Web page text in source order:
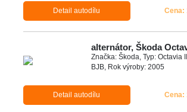
Detail autodílu Cena:
alternátor, Škoda
Značka: Škoda, Typ: Octavia
BJB, Rok výroby: 2005
Detail autodílu Cena: